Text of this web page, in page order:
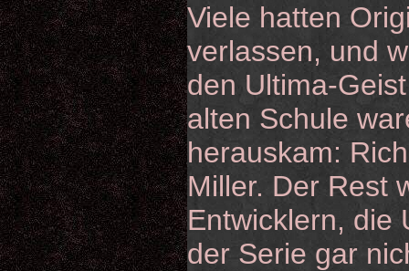
Viele hatten
verlassen, und
den Ultima-
alten Schule
herauskam:
Miller. Der Rest
Entwicklern, die
der Serie gar